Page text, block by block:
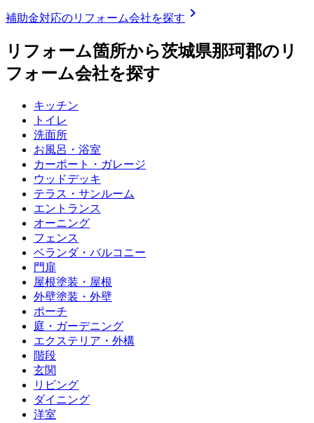
補助金対応のリフォーム会社を探す chevron_right
リフォーム箇所から茨城県那珂郡のリ
フォーム会社を探す
キッチン
トイレ
洗面所
お風呂・浴室
カーポート・ガレージ
ウッドデッキ
テラス・サンルーム
エントランス
オーニング
フェンス
ベランダ・バルコニー
門扉
屋根塗装・屋根
外壁塗装・外壁
ポーチ
庭・ガーデニング
エクステリア・外構
階段
玄関
リビング
ダイニング
洋室